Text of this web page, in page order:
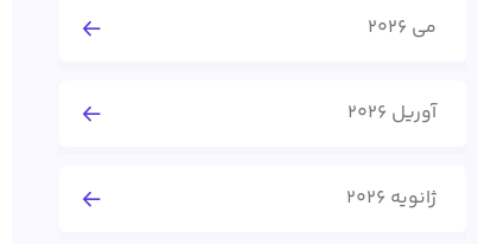
می 2026
آوریل 2026
ژانویه 2026